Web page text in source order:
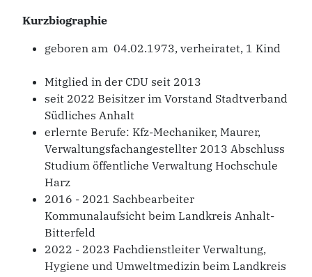
Kurzbiographie
geboren am 04.02.1973, verheiratet, 1 Kind
Mitglied in der CDU seit 2013
seit 2022 Beisitzer im Vorstand Stadtverband
Südliches Anhalt
erlernte Berufe: Kfz-Mechaniker, Maurer,
Verwaltungsfachangestellter 2013 Abschluss
Studium öffentliche Verwaltung Hochschule
Harz
2016 - 2021 Sachbearbeiter
Kommunalaufsicht beim Landkreis Anhalt-
Bitterfeld
2022 - 2023 Fachdienstleiter Verwaltung,
Hygiene und Umweltmedizin beim Landkreis